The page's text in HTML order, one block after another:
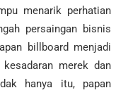
menarik perhatian
persaingan bisnis
billboard menjadi
merek dan
hanya itu, papan